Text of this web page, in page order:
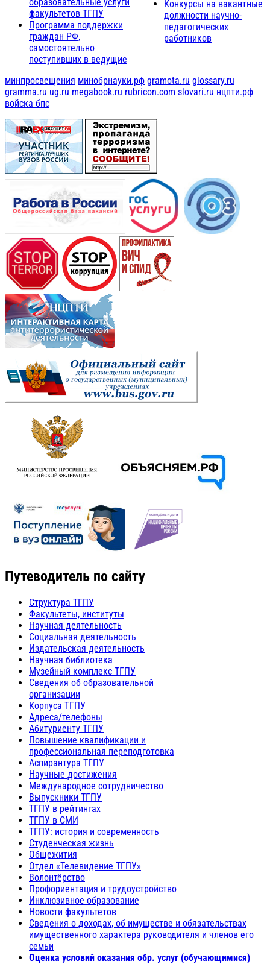
факультетов ТГПУ
Программа поддержки
граждан РФ,
самостоятельно
поступивших в ведущие
Конкурсы на вакантные
должности научно-
педагогических
работников
минпросвещения минобрнауки.рф gramota.ru glossary.ru
gramma.ru ug.ru megabook.ru rubricon.com slovari.ru нцпти.рф
войска бпс
Путеводитель по сайту
Структура ТГПУ
Факультеты, институты
Научная деятельность
Социальная деятельность
Издательская деятельность
Научная библиотека
Музейный комплекс ТГПУ
Сведения об образовательной
организации
Корпуса ТГПУ
Адреса/телефоны
Абитуриенту ТГПУ
Повышение квалификации и
профессиональная переподготовка
Аспирантура ТГПУ
Научные достижения
Международное сотрудничество
Выпускники ТГПУ
ТГПУ в рейтингах
ТГПУ в СМИ
ТГПУ: история и современность
Студенческая жизнь
Общежития
Отдел «Телевидение ТГПУ»
Волонтёрство
Профориентация и трудоустройство
Инклюзивное образование
Новости факультетов
Сведения о доходах, об имуществе и обязательствах
имущественного характера руководителя и членов его
семьи
Оценка условий оказания обр. услуг (обучающимися)